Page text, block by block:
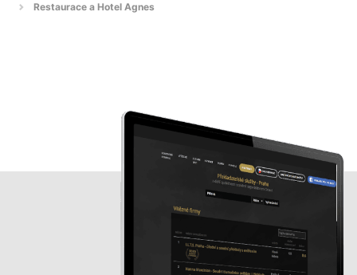
Restaurace a Hotel Agnes